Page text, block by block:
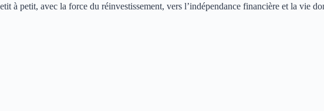
à petit, avec la force du réinvestissement, vers l’indépendance financière et la vie